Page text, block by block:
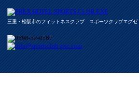
三重・松阪市のフィットネスクラブ スポーツクラブエグゼ